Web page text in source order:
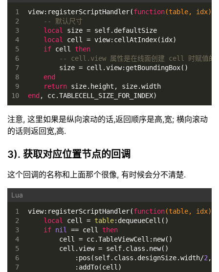
1
2
3
4
5
6
7
8
9
10
view:registerScriptHandler(function(table, idx)
-- 默认尺寸
local size = self.defaultSize
local cell = view:cellAtIndex(idx)
if cell then
-- cell.view 属性是在线面创建 cell 时赋值的.
        size = cell.view:getBoundingBox()
end
return size.height, size.width
end , cc.TABLECELL_SIZE_FOR_INDEX)
注意, 这里如果是纵向滚动的话,返回顺序是高,宽; 横向滚动
的话则返回宽,高.
3). 获取对应位置节点的回调
这个回调的名称和上面那个很像, 有时候会分不清楚.
1
2
3
4
5
6
7
view:registerScriptHandler(function(table, idx)
local cell = table:dequeueCell()
if nil == cell then
        cell = cc.TableViewCell:new()
        cell.view = self.class.new()
            :pos(self.class.designSize.width/
2,
            :addTo(cell)